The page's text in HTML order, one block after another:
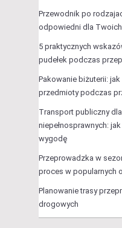
Przewodnik po
odpowiedni dla
5 praktycznych
pudełek podczas
Pakowanie biżuterii:
przedmioty podczas
Transport publiczny
niepełnosprawnych:
wygodę
Przeprowadzka w
proces w popularnych
Planowanie trasy
drogowych